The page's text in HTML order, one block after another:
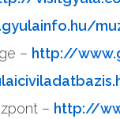
– http://
– http://